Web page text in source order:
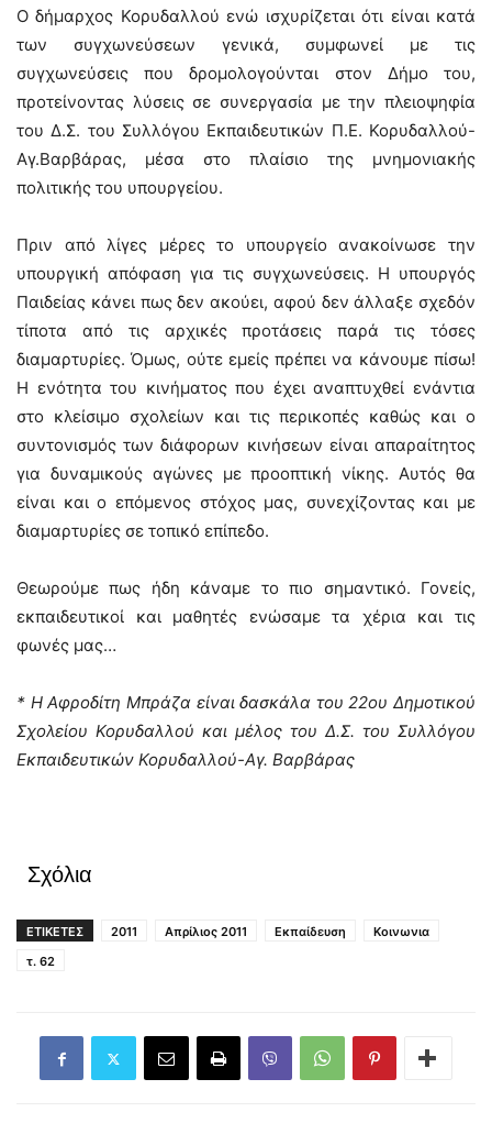
Ο δήμαρχος Κορυδαλλού ενώ ισχυρίζεται ότι είναι κατά
των συγχωνεύσεων γενικά, συμφωνεί με τις
συγχωνεύσεις που δρομολογούνται στον Δήμο του,
προτείνοντας λύσεις σε συνεργασία με την πλειοψηφία
του Δ.Σ. του Συλλόγου Εκπαιδευτικών Π.Ε. Κορυδαλλού-
Αγ.Βαρβάρας, μέσα στο πλαίσιο της μνημονιακής
πολιτικής του υπουργείου.
Πριν από λίγες μέρες το υπουργείο ανακοίνωσε την
υπουργική απόφαση για τις συγχωνεύσεις. Η υπουργός
Παιδείας κάνει πως δεν ακούει, αφού δεν άλλαξε σχεδόν
τίποτα από τις αρχικές προτάσεις παρά τις τόσες
διαμαρτυρίες. Όμως, ούτε εμείς πρέπει να κάνουμε πίσω!
Η ενότητα του κινήματος που έχει αναπτυχθεί ενάντια
στο κλείσιμο σχολείων και τις περικοπές καθώς και ο
συντονισμός των διάφορων κινήσεων είναι απαραίτητος
για δυναμικούς αγώνες με προοπτική νίκης. Αυτός θα
είναι και ο επόμενος στόχος μας, συνεχίζοντας και με
διαμαρτυρίες σε τοπικό επίπεδο.
Θεωρούμε πως ήδη κάναμε το πιο σημαντικό. Γονείς,
εκπαιδευτικοί και μαθητές ενώσαμε τα χέρια και τις
φωνές μας…
* Η Αφροδίτη Μπράζα είναι δασκάλα του 22ου Δημοτικού
Σχολείου Κορυδαλλού και μέλος του Δ.Σ. του Συλλόγου
Εκπαιδευτικών Κορυδαλλού-Αγ. Βαρβάρας
Σχόλια
ΕΤΙΚΕΤΕΣ 2011 Απρίλιος 2011 Εκπαίδευση
Κοινωνια
τ. 62